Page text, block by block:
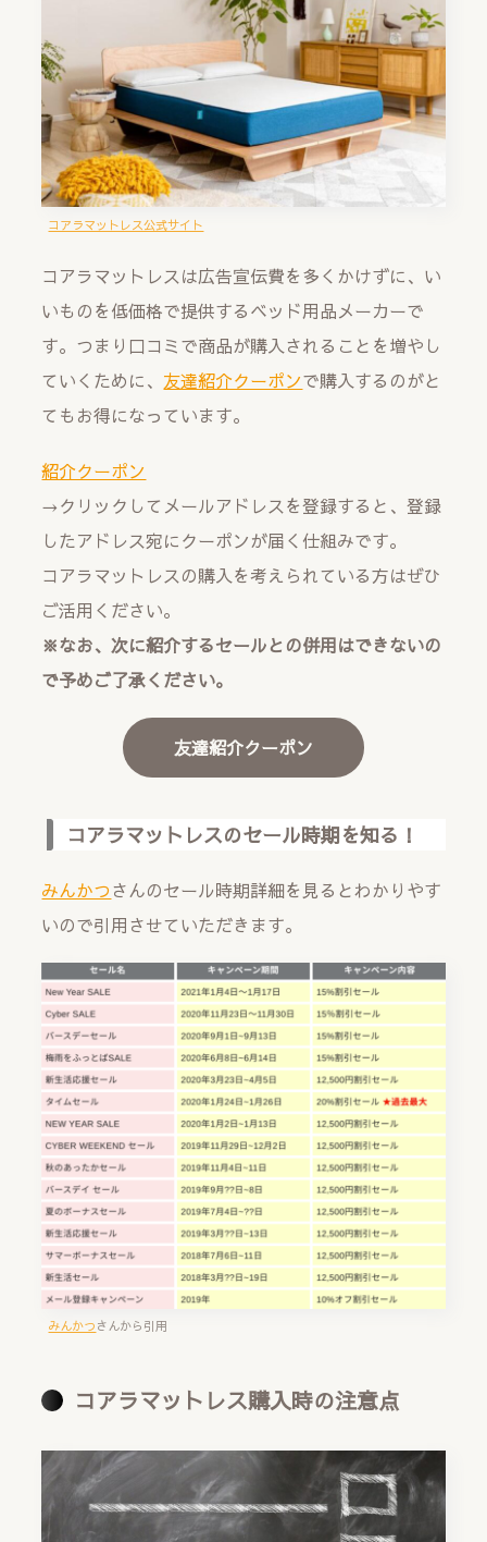
コアラマットレス公式サイト
コアラマットレスは広告宣伝費を多くかけずに、い
いものを低価格で提供するベッド用品メーカーで
す。つまり口コミで商品が購入されることを増やし
ていくために、 友達紹介クーポンで購入するのがと
てもお得になっています。
紹介クーポン
→クリックしてメールアドレスを登録すると、登録
したアドレス宛にクーポンが届く仕組みです。
コアラマットレスの購入を考えられている方はぜひ
ご活用ください。
※なお、次に紹介するセールとの併用はできないの
で予めご了承ください。
友達紹介クーポン
コアラマットレスのセール時期を知る！
みんかつさんのセール時期詳細を見るとわかりやす
いので引用させていただきます。
みんかつ さんから引用
コアラマットレス購入時の注意点